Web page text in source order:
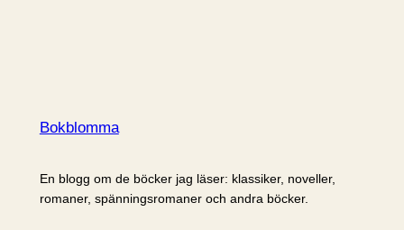
Bokblomma
En blogg om de böcker jag läser: klassiker, noveller,
romaner, spänningsromaner och andra böcker.